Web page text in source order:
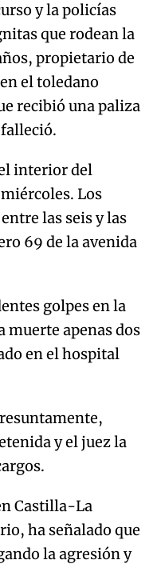
y la policías
que rodean la
propietario de
el toledano
recibió una paliza
interior del
Los
las seis y las
69 de la avenida
golpes en la
muerte apenas dos
en el hospital
y el juez la
Castilla-La
ha señalado que
la agresión y